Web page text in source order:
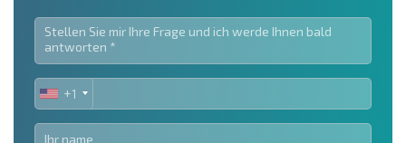
UNITED
STATES
+1
+1